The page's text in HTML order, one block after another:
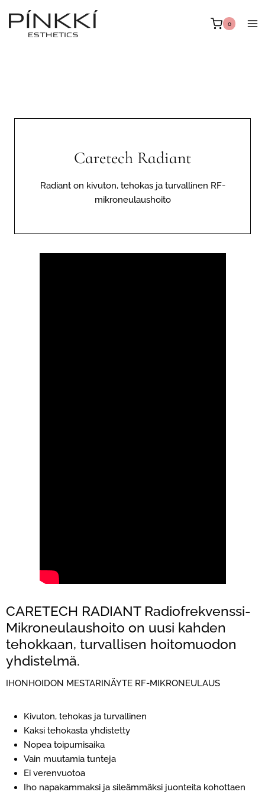
sisältöön
0
Caretech Radiant
Radiant on kivuton, tehokas ja turvallinen RF-
mikroneulaushoito
CARETECH RADIANT Radiofrekvenssi-
Mikroneulaushoito on uusi kahden
tehokkaan, turvallisen hoitomuodon
yhdistelmä.
IHONHOIDON MESTARINÄYTE RF-MIKRONEULAUS
Kivuton, tehokas ja turvallinen
Kaksi tehokasta yhdistetty
Nopea toipumisaika
Vain muutamia tunteja
Ei verenvuotoa
Iho napakammaksi ja sileämmäksi juonteita kohottaen